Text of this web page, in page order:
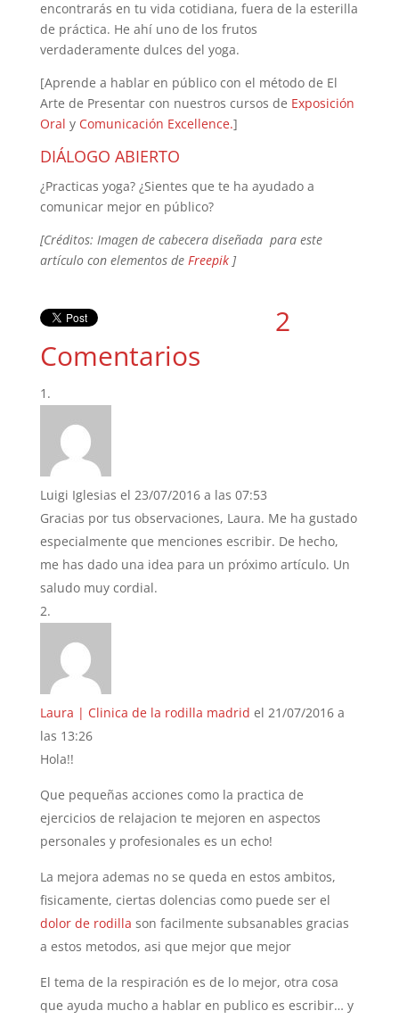
encontrarás en tu vida cotidiana, fuera de la esterilla
de práctica. He ahí uno de los frutos
verdaderamente dulces del yoga.
[Aprende a hablar en público con el método de El
Arte de Presentar con nuestros cursos de Exposición
Oral y Comunicación Excellence.]
DIÁLOGO ABIERTO
¿Practicas yoga? ¿Sientes que te ha ayudado a
comunicar mejor en público?
[Créditos: Imagen de cabecera diseñada para este
artículo con elementos de Freepik]
2
Comentarios
Luigi Iglesias el 23/07/2016 a las 07:53
Gracias por tus observaciones, Laura. Me ha gustado
especialmente que menciones escribir. De hecho,
me has dado una idea para un próximo artículo. Un
saludo muy cordial.
Laura | Clinica de la rodilla madrid el 21/07/2016 a
las 13:26
Hola!!
Que pequeñas acciones como la practica de
ejercicios de relajacion te mejoren en aspectos
personales y profesionales es un echo!
La mejora ademas no se queda en estos ambitos,
fisicamente, ciertas dolencias como puede ser el
dolor de rodilla son facilmente subsanables gracias
a estos metodos, asi que mejor que mejor
El tema de la respiración es de lo mejor, otra cosa
que ayuda mucho a hablar en publico es escribir… y